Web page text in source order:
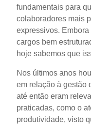
fundamentais para
colaboradores mais
expressivos.
cargos bem
hoje sabemos que
Nos últimos anos
em relação à gestão
até então eram
praticadas, como o
produtividade, visto